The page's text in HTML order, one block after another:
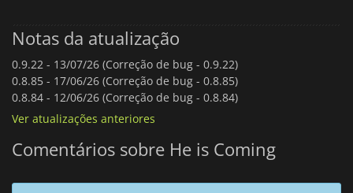
Notas da atualização
0.9.22 - 13/07/26 (Correção de bug - 0.9.22)
0.8.85 - 17/06/26 (Correção de bug - 0.8.85)
0.8.84 - 12/06/26 (Correção de bug - 0.8.84)
Ver atualizações anteriores
Comentários sobre He is Coming